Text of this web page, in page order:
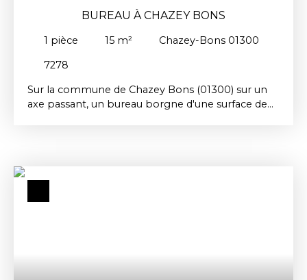
BUREAU À CHAZEY BONS
1 pièce 15 m²
Chazey-Bons 01300
7278
Sur la commune de Chazey Bons (01300) sur un
axe passant, un bureau borgne d'une surface de